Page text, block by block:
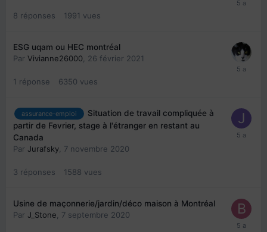
8 réponses 1991 vues
ESG uqam ou HEC montréal
Par Vivianne26000 26 février 2021
1 réponse 6350 vues
assurance-emploi
Situation de travail compliquée à
partir de Fevrier, stage à l'étranger en restant au
Canada
Par Jurafsky 7 novembre 2020
3 réponses 1588 vues
Usine de maçonnerie/jardin/déco maison à Montréal
Par J_Stone 7 septembre 2020